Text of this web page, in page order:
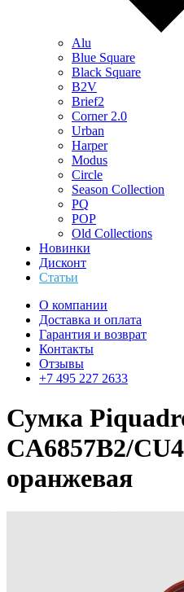
Alu
Blue Square
Black Square
B2V
Brief2
Corner 2.0
Urban
Harper
Modus
Circle
Season Collection
PQ
POP
Old Collections
Новинки
Дисконт
Статьи
О компании
Доставка и оплата
Гарантия и возврат
Контакты
Отзывы
+7 495 227 2633
Сумка
CA6857B2/
оранжевая